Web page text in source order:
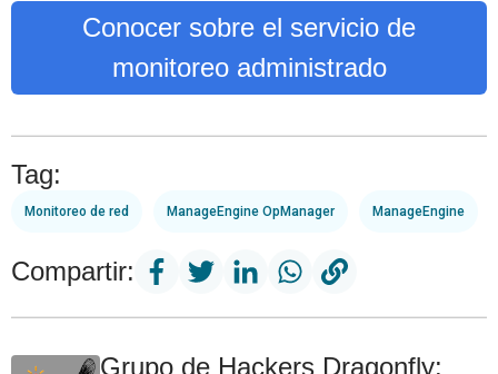
Conocer sobre el servicio de
monitoreo administrado
Tag:
Monitoreo de red ManageEngine OpManager ManageEngine
Compartir:
Grupo de Hackers Dragonfly: